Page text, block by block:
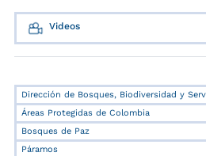
Videos
Dirección de Bosques, Biodiversidad y
Áreas Protegidas de Colombia
Bosques de Paz
Páramos